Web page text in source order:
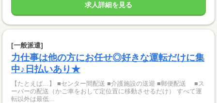
求人詳細を見る
[一般派遣]
力仕事は他の方にお任せ◎好きな運転だけに集
中♪日払いあり★
【たとえば…】 ■センター間配送 ■介護施設の送迎 ■郵便配送 ■ス
ーパーの配送（かご車をおして定位置に移動させるだけ） すべて運
転以外は最低...